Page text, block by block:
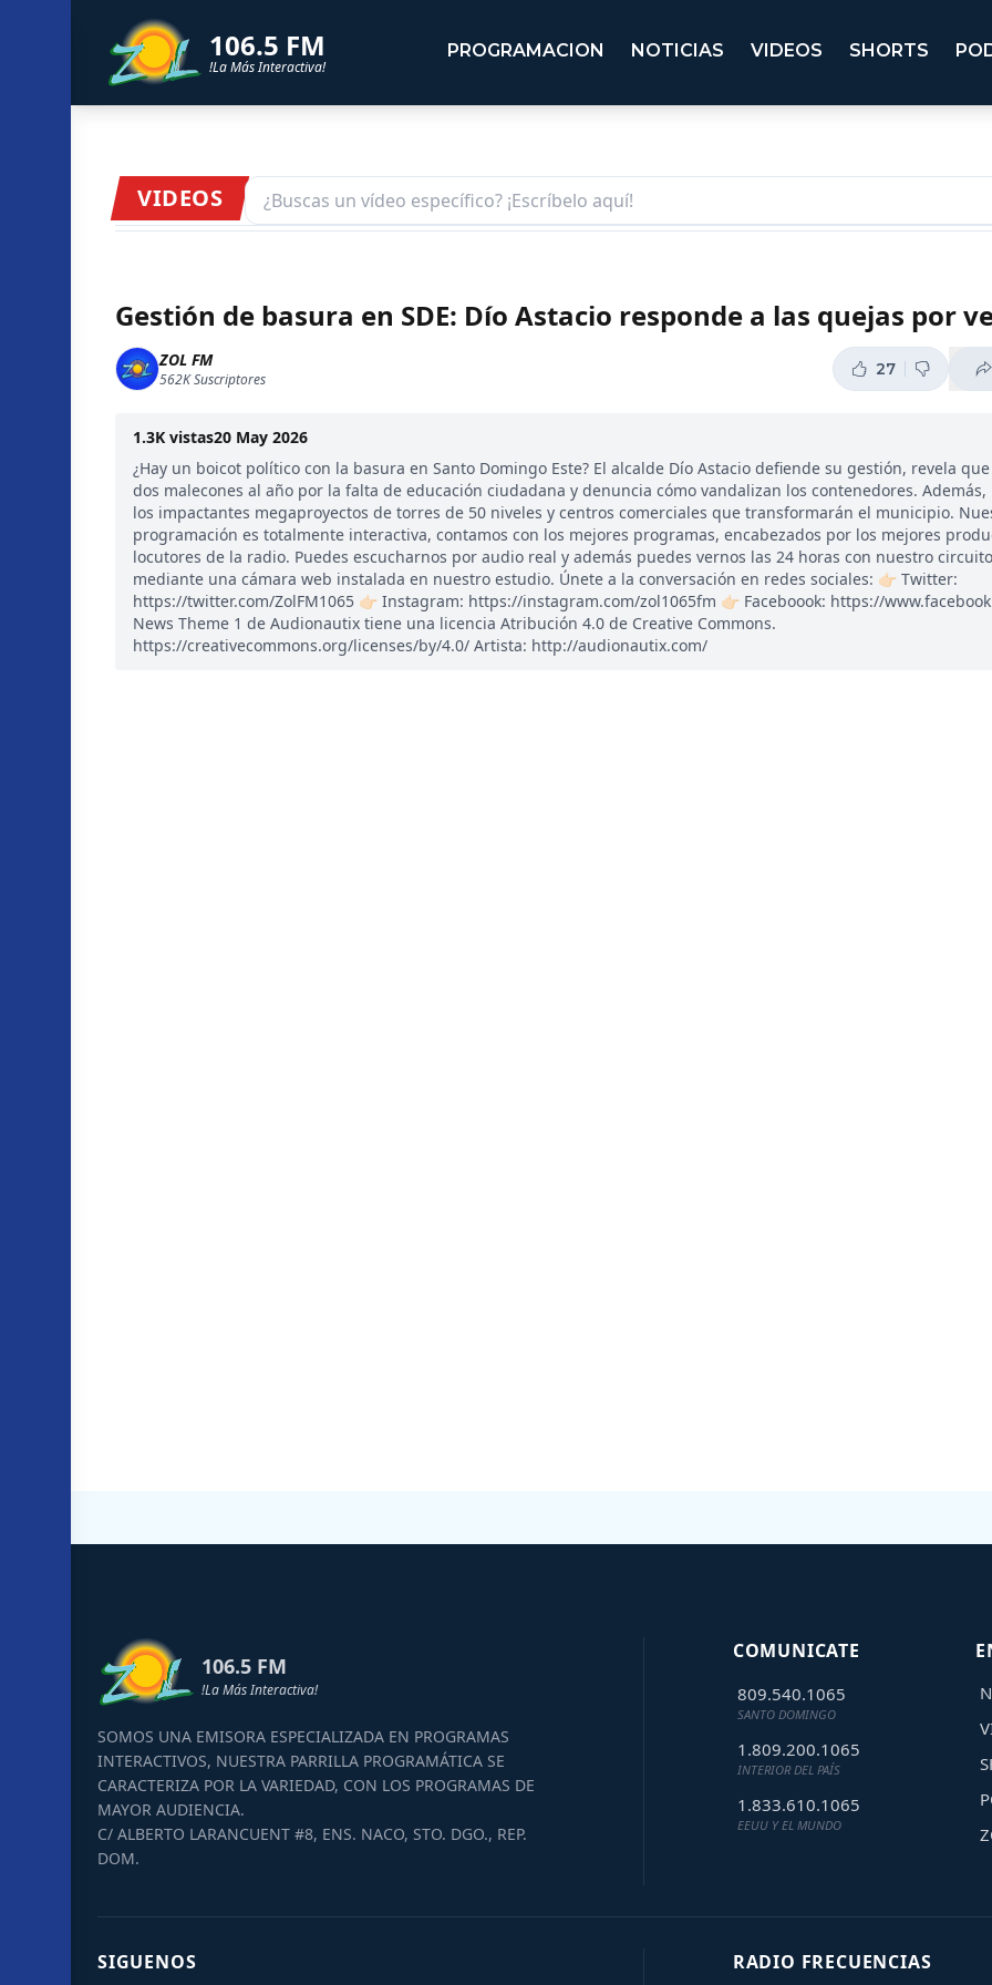
106.5 FM
!La Más Interactiva!
PROGRAMACION NOTICIAS VIDEOS SHORTS
VIDEOS
Gestión de basura en SDE: Dío Astacio responde a las quejas por
ZOL FM
562KSuscriptores
27
1.3K vistas20 May 2026
¿Hay un boicot político con la basura en Santo Domingo Este? El alcalde Dío Astacio defiende su gestión, revela
dos malecones al año por la falta de educación ciudadana y denuncia cómo vandalizan los contenedores. Además,
los impactantes megaproyectos de torres de 50 niveles y centros comerciales que transformarán el municipio.
programación es totalmente interactiva, contamos con los mejores programas, encabezados por los mejores
locutores de la radio. Puedes escucharnos por audio real y además puedes vernos las 24 horas con nuestro
mediante una cámara web instalada en nuestro estudio. Únete a la conversación en redes sociales: 👉🏻 Twitter:
https://twitter.com/ZolFM1065 👉🏻 Instagram: https://instagram.com/zol1065fm 👉🏻 Faceboook: https://
News Theme 1 de Audionautix tiene una licencia Atribución 4.0 de Creative Commons.
https://creativecommons.org/licenses/by/4.0/ Artista: http://audionautix.com/
106.5 FM
!La Más Interactiva!
SOMOS UNA EMISORA ESPECIALIZADA EN PROGRAMAS
INTERACTIVOS, NUESTRA PARRILLA PROGRAMÁTICA SE
CARACTERIZA POR LA VARIEDAD, CON LOS PROGRAMAS DE
MAYOR AUDIENCIA.
C/ ALBERTO LARANCUENT #8, ENS. NACO, STO. DGO., REP.
DOM.
COMUNICATE
809.540.1065
SANTO DOMINGO
1.809.200.1065
INTERIOR DEL PAÍS
1.833.610.1065
EEUU Y EL MUNDO
SIGUENOS RADIO FRECUENCIAS